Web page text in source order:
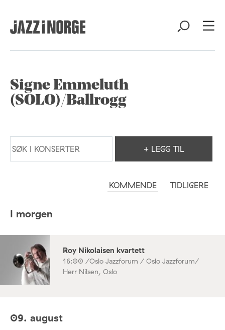
Signe Emmeluth
(SOLO)/Ballrogg
+ LEGG TIL
KOMMENDE TIDLIGERE
I morgen
Roy Nikolaisen kvartett
16:00 /Oslo Jazzforum / Oslo Jazzforum/
Herr Nilsen, Oslo
09. august